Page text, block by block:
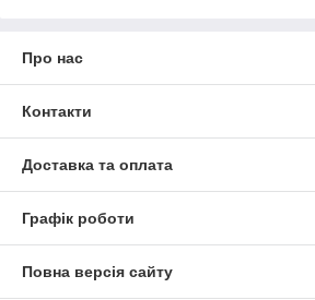
Про нас
Контакти
Доставка та оплата
Графік роботи
Повна версія сайту